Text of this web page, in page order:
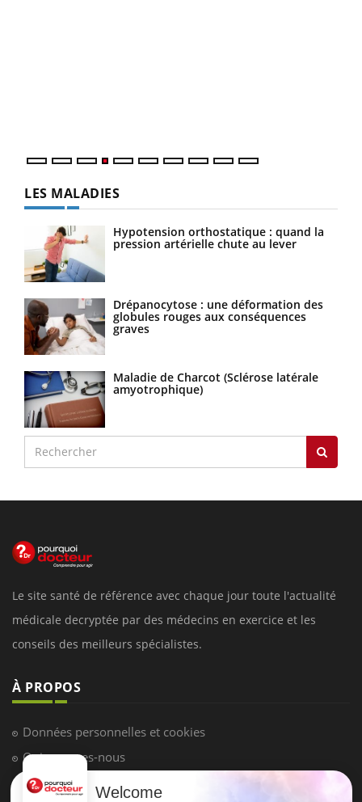
LES MALADIES
Hypotension orthostatique : quand la
pression artérielle chute au lever
Drépanocytose : une déformation des
globules rouges aux conséquences
graves
Maladie de Charcot (Sclérose latérale
amyotrophique)
Le site santé de référence avec chaque jour toute l'actualité
médicale decryptée par des médecins en exercice et les
conseils des meilleurs spécialistes.
À PROPOS
Données personnelles et cookies
Qui sommes-nous
Conditions d'utilisation
Welcome